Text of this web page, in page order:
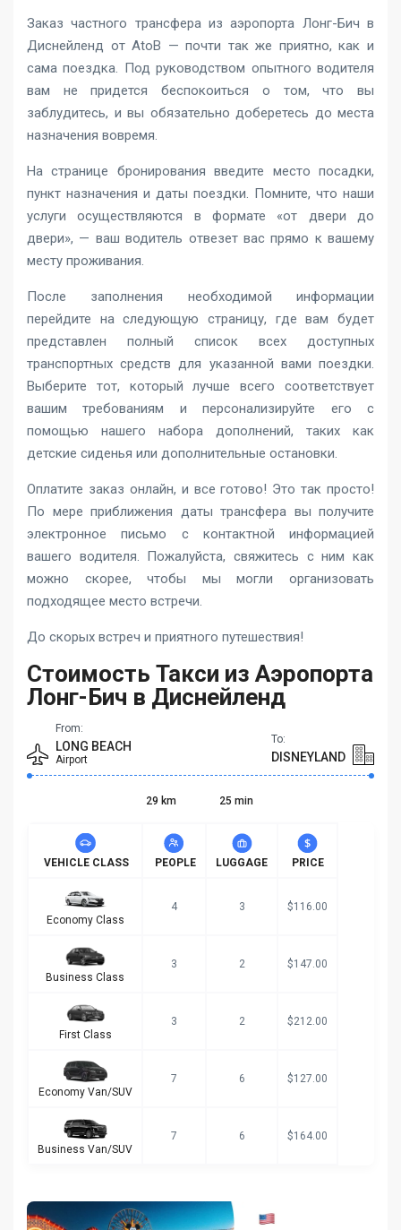
Заказ частного трансфера из аэропорта Лонг-Бич в
Диснейленд от AtoB — почти так же приятно, как и
сама поездка. Под руководством опытного водителя
вам не придется беспокоиться о том, что вы
заблудитесь, и вы обязательно доберетесь до места
назначения вовремя.
На странице бронирования введите место посадки,
пункт назначения и даты поездки. Помните, что наши
услуги осуществляются в формате «от двери до
двери», — ваш водитель отвезет вас прямо к вашему
месту проживания.
После заполнения необходимой информации
перейдите на следующую страницу, где вам будет
представлен полный список всех доступных
транспортных средств для указанной вами поездки.
Выберите тот, который лучше всего соответствует
вашим требованиям и персонализируйте его с
помощью нашего набора дополнений, таких как
детские сиденья или дополнительные остановки.
Оплатите заказ онлайн, и все готово! Это так просто!
По мере приближения даты трансфера вы получите
электронное письмо с контактной информацией
вашего водителя. Пожалуйста, свяжитесь с ним как
можно скорее, чтобы мы могли организовать
подходящее место встречи.
До скорых встреч и приятного путешествия!
Стоимость Такси из Аэропорта
Лонг-Бич в Диснейленд
From:
LONG BEACH
Airport
To:
DISNEYLAND
29 km 25 min
VEHICLE CLASS PEOPLE LUGGAGE PRICE
Economy Class
4 3 $116.00
Business Class
3 2 $147.00
First Class
3 2 $212.00
Economy Van/SUV
7 6 $127.00
Business Van/SUV
7 6 $164.00